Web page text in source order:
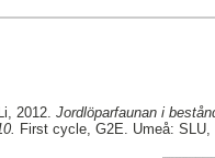
, 2012. Jordlöparfaunan i
First cycle, G2E. Umeå: